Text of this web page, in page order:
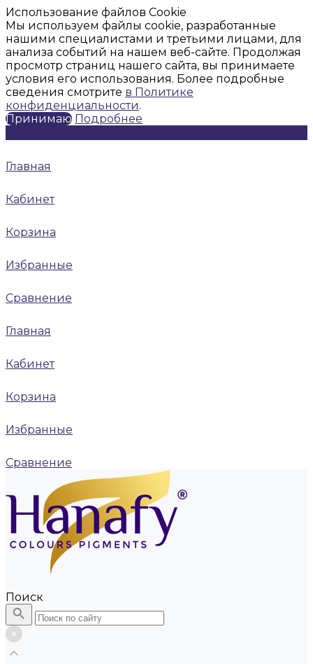
Использование файлов Cookie
Мы используем файлы cookie, разработанные
нашими специалистами и третьими лицами, для
анализа событий на нашем веб-сайте. Продолжая
просмотр страниц нашего сайта, вы принимаете
условия его использования. Более подробные
сведения смотрите в Политике
конфиденциальности.
Принимаю Подробнее
Главная
Кабинет
Корзина
Избранные
Сравнение
Главная
Кабинет
Корзина
Избранные
Сравнение
Поиск